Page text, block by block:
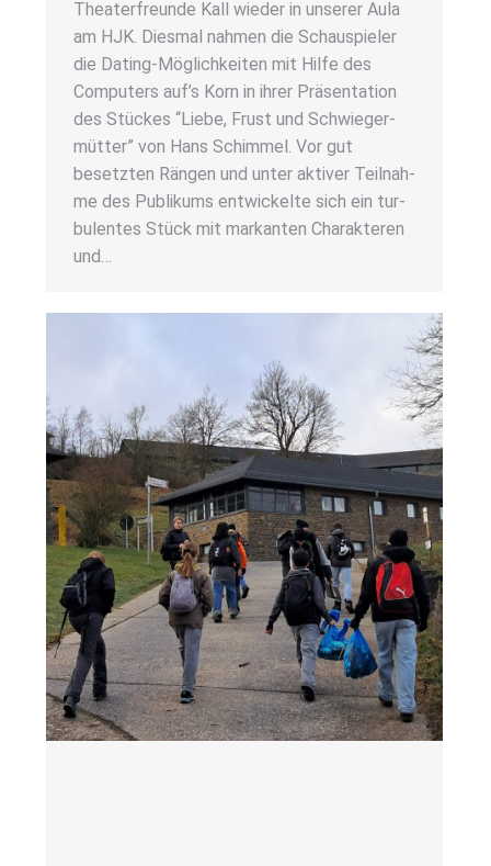
Thea­ter­freun­de Kall wie­der in unse­rer Aula
am HJK. Dies­mal nah­men die Schau­spie­ler
die Dating-Mög­­lich­kei­­ten mit Hil­fe des
Com­pu­ters auf’s Korn in ihrer Prä­sen­ta­ti­on
des Stü­ckes “Lie­be, Frust und Schwie­ger­
müt­ter” von Hans Schim­mel. Vor gut
besetz­ten Rän­gen und unter akti­ver Teil­nah­
me des Publi­kums ent­wi­ckel­te sich ein tur­
bu­len­tes Stück mit mar­kan­ten Cha­rak­te­ren
und…